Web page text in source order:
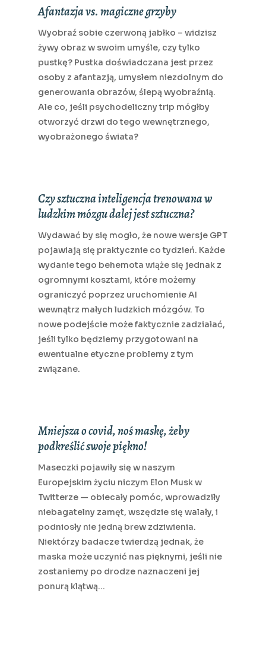
Afantazja vs. magiczne grzyby
Wyobraź sobie czerwoną jabłko – widzisz
żywy obraz w swoim umyśle, czy tylko
pustkę? Pustka doświadczana jest przez
osoby z afantazją, umysłem niezdolnym do
generowania obrazów, ślepą wyobraźnią.
Ale co, jeśli psychodeliczny trip mógłby
otworzyć drzwi do tego wewnętrznego,
wyobrażonego świata?
Czy sztuczna inteligencja trenowana w
ludzkim mózgu dalej jest sztuczna?
Wydawać by się mogło, że nowe wersje GPT
pojawiają się praktycznie co tydzień. Każde
wydanie tego behemota wiąże się jednak z
ogromnymi kosztami, które możemy
ograniczyć poprzez uruchomienie AI
wewnątrz małych ludzkich mózgów. To
nowe podejście może faktycznie zadziałać,
jeśli tylko będziemy przygotowani na
ewentualne etyczne problemy z tym
związane.
Mniejsza o covid, noś maskę, żeby
podkreślić swoje piękno!
Maseczki pojawiły się w naszym
Europejskim życiu niczym Elon Musk w
Twitterze — obiecały pomóc, wprowadziły
niebagatelny zamęt, wszędzie się walały, i
podniosły nie jedną brew zdziwienia.
Niektórzy badacze twierdzą jednak, że
maska może uczynić nas pięknymi, jeśli nie
zostaniemy po drodze naznaczeni jej
ponurą klątwą…